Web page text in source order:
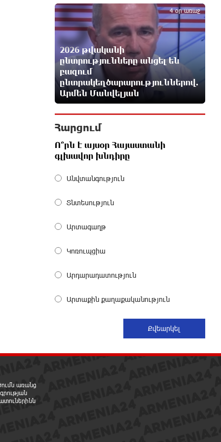
հասցեներում օգոստոսի 10-ին, 11-
ին, 12-ին և 13-ին գազ չի լինելու
13 ժամ առաջ
Հայ ուշուիստները 37 մեդալ են
նվաճել միջազգային մրցաշարում
ԱՄՆ Սենատը մեծամասնությամբ
ընդունել է Ռուսաստանի և Իրանի
դեմ պատժամիջոցների
ընդլայնման օրինագիծը
14 ժամ առաջ
հայց է ներկայացրել Թուրքիայում
մաքրման աշխատանքներ
Իտալական Սիցիլիա կղզում
ժայթքել է Էտնա հրաբուխը
Պայթյուն՝ Իրանում․ հաղորդվում
է զոհերի ու վիրավորների մասին
15 ժամ առաջ
2026 թվականի
ընտրությունները անցել են
բազում
ընտրակեղծարարություններով.
Արմեն Մանվելյան
4 օր առաջ
5
Հարցում
Ո՞րն է այսօր Հայաստանի
գլխավոր խնդիրը
Անվտանգություն
Տնտեսություն
Արտագաղթ
Կոռուպցիա
Արդարադատություն
Արտաքին քաղաքականություն
առանց